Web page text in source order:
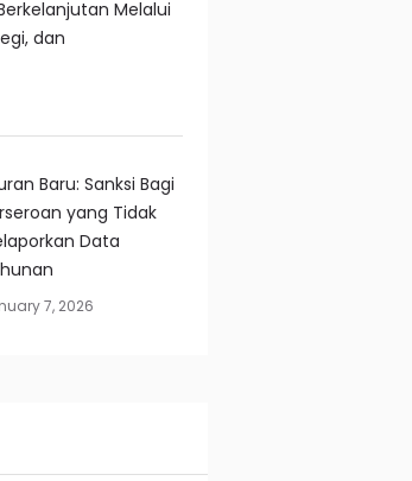
Melalui
dan
Baru: Sanksi Bagi
yang Tidak
Data
7, 2026